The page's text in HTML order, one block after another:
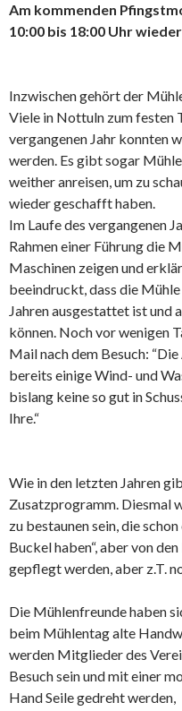
Am kommenden
10:00 bis 18:00 Uhr
Inzwischen gehört der
Viele in Nottuln zum festen
vergangenen Jahr konnten
werden. Es gibt sogar
weither anreisen, um zu
wieder geschafft haben.
Im Laufe des vergangenen
Rahmen einer Führung die
Maschinen zeigen und
beeindruckt, dass die
Jahren ausgestattet ist und
können. Noch vor wenigen
Mail nach dem Besuch:
bereits einige Wind- und
bislang keine so gut in
Ihre.“
Wie in den letzten Jahren
Zusatzprogramm. Diesmal
zu bestaunen sein, die
Buckel haben“, aber von
gepflegt werden, aber z.T.
Die Mühlenfreunde haben
beim Mühlentag alte
werden Mitglieder des
Besuch sein und mit einer
Hand Seile gedreht werden,